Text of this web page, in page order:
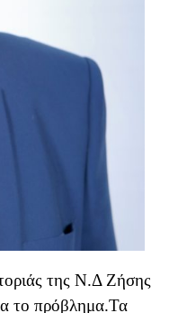
της Ν.Δ Ζήσης
το πρόβλημα.Τα